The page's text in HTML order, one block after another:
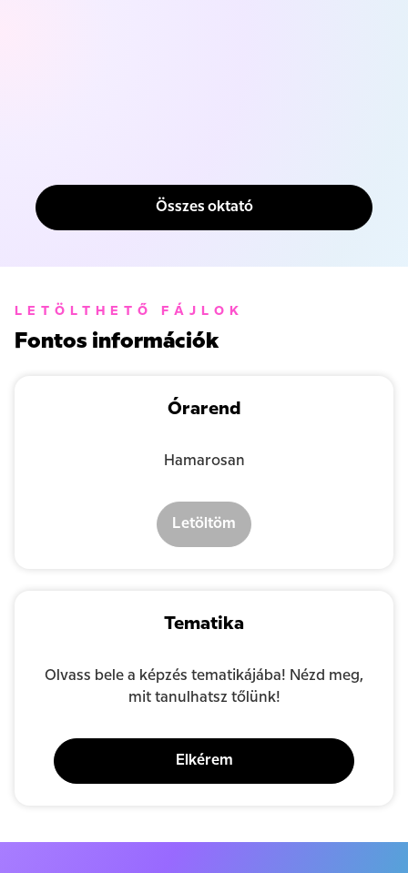
Összes oktató
LETÖLTHETŐ FÁJLOK
Fontos információk
Órarend
Hamarosan
Letöltöm
Tematika
Olvass bele a képzés tematikájába! Nézd meg,
mit tanulhatsz tőlünk!
Elkérem